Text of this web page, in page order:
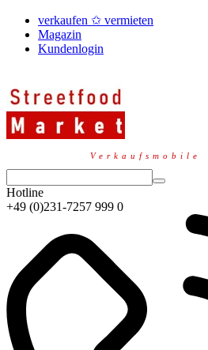
verkaufen ✩ vermieten
Magazin
Kundenlogin
Verkaufsmobile
Hotline
+49 (0)231-7257 999 0